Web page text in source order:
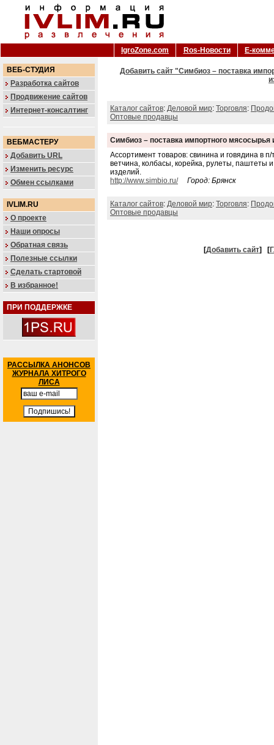
IgroZone.com Ros-Новости Е-
ВЕБ-СТУДИЯ
Разработка сайтов
Продвижение сайтов
Интернет-консалтинг
ВЕБМАСТЕРУ
Добавить URL
Изменить ресурс
Обмен ссылками
IVLIM.RU
О проекте
Наши опросы
Обратная связь
Полезные ссылки
Сделать стартовой
В избранное!
ПРИ ПОДДЕРЖКЕ
РАССЫЛКА АНОНСОВ
ЖУРНАЛА ХИТРОГО
ЛИСА
Добавить сайт "Симбиоз – поставка
Каталог сайтов: Деловой мир: Торговля:
Оптовые продавцы
Симбиоз – поставка импортного мясосырья
Ассортимент товаров: свинина и говядина в
ветчина, колбасы, корейка, рулеты, паштеты
изделий.
http://www.simbio.ru/
Город: Брянск
Каталог сайтов: Деловой мир: Торговля:
Оптовые продавцы
[Добавить сайт] [